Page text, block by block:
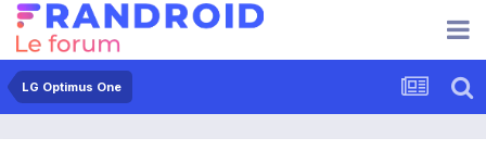
LG Optimus One